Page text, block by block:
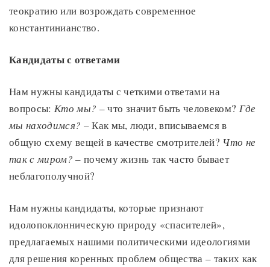
теократию или возрождать современное
константинианство.
Кандидаты с ответами
Нам нужны кандидаты с четкими ответами на
вопросы:Кто мы? – что значит быть человеком? Где
мы находимся? – Как мы, люди, вписываемся в
общую схему вещей в качестве смотрителей? Что не
так с миром? – почему жизнь так часто бывает
неблагополучной?
Нам нужны кандидаты, которые признают
идолопоклонническую природу «спасителей»,
предлагаемых нашими политическими идеологиями
для решения коренных проблем общества – таких как